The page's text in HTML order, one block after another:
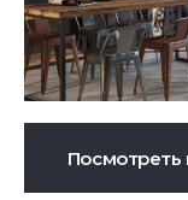
Посмотреть